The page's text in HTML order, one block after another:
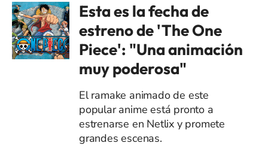
Esta es la fecha de
estreno de 'The One
Piece': "Una animación
muy poderosa"
El ramake animado de este
popular anime está pronto a
estrenarse en Netlix y promete
grandes escenas.